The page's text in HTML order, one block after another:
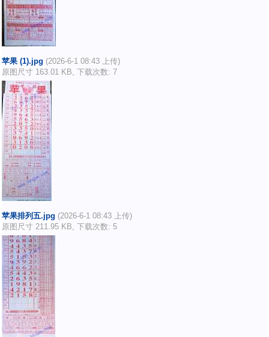
苹果 (1).jpg (2026-6-1 08:43 上传)
原图尺寸 163.01 KB, 下载次数: 7
苹果排列五.jpg (2026-6-1 08:43 上传)
原图尺寸 211.95 KB, 下载次数: 5